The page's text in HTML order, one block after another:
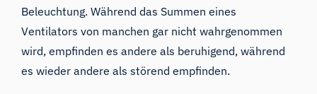
Beleuchtung. Während das Summen eines
Ventilators von manchen gar nicht wahrgenommen
wird, empfinden es andere als beruhigend, während
es wieder andere als störend empfinden.